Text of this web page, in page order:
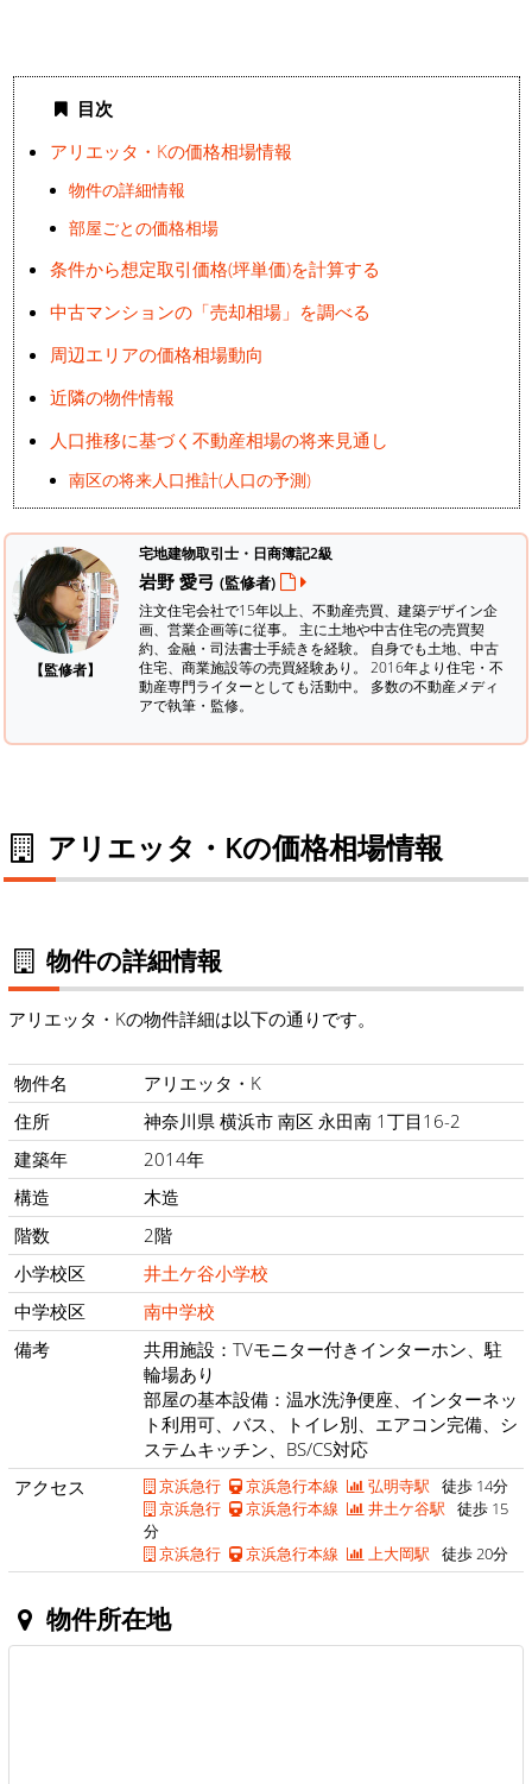
目次
アリエッタ・Kの価格相場情報
物件の詳細情報
部屋ごとの価格相場
条件から想定取引価格(坪単価)を計算する
中古マンションの「売却相場」を調べる
周辺エリアの価格相場動向
近隣の物件情報
人口推移に基づく不動産相場の将来見通し
南区の将来人口推計(人口の予測)
【監修者】
宅地建物取引士・日商簿記2級
岩野 愛弓 (監修者)
注文住宅会社で15年以上、不動産売買、建築デザイン企
画、営業企画等に従事。 主に土地や中古住宅の売買契
約、金融・司法書士手続きを経験。 自身でも土地、中古
住宅、商業施設等の売買経験あり。 2016年より住宅・不
動産専門ライターとしても活動中。 多数の不動産メディ
アで執筆・監修。
アリエッタ・Kの価格相場情報
物件の詳細情報
アリエッタ・Kの物件詳細は以下の通りです。
物件名
アリエッタ・K
住所
神奈川県 横浜市 南区 永田南 1丁目16-2
建築年
2014年
構造
木造
階数
2階
小学校区
井土ケ谷小学校
中学校区
南中学校
備考
共用施設：TVモニター付きインターホン、駐
輪場あり
部屋の基本設備：温水洗浄便座、インターネッ
ト利用可、バス、トイレ別、エアコン完備、シ
ステムキッチン、BS/CS対応
アクセス
京浜急行 京浜急行本線 弘明寺駅 徒歩 14分
京浜急行
京浜急行本線 井土ケ谷駅 徒歩 15
分
京浜急行
京浜急行本線 上大岡駅 徒歩 20分
物件所在地